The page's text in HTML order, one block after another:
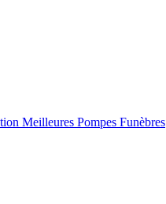
Meilleures Pompes Funèbres